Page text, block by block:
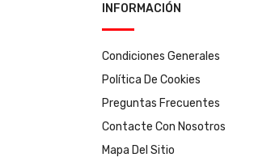
INFORMACIÓN
Condiciones Generales
Política De Cookies
Preguntas Frecuentes
Contacte Con Nosotros
Mapa Del Sitio